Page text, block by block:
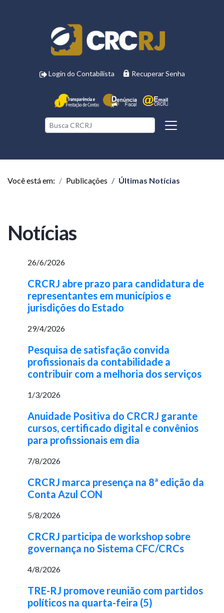
Login do Contabilista Recuperar Senha
Você está em: Publicações Últimas Notícias
Notícias
26/6/2026
CRCRJ abre prazo para candidatura de
representantes em municípios e
jurisdições do Estado
29/4/2026
Pesquisa de satisfação convida
profissionais da contabilidade a
contribuir com a melhoria dos serviços
1/3/2026
Anuidade Positiva do CRCRJ garante
cursos, certificado digital e convênios
para profissionais em dia
7/8/2026
CRCRJ marca presença na 8ª edição da
Conta Azul CON
5/8/2026
CRCRJ participa de workshop sobre
governança no Sistema CFC/CRCs
4/8/2026
TRE-RJ promove reunião com partidos
políticos na quarta-feira (5)